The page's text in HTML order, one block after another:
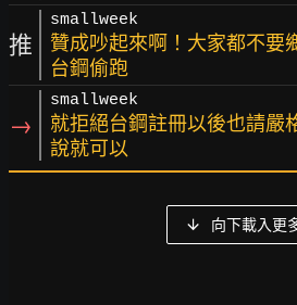
推
smallweek
贊成吵起來啊！大家都不要
台鋼偷跑
→
smallweek
就拒絕台鋼註冊以後也請嚴
說就可以
向下載入更